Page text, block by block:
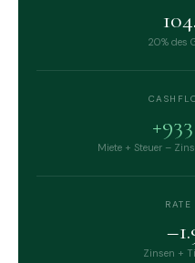
20% des
Miete + Steuer –
Zinsen +